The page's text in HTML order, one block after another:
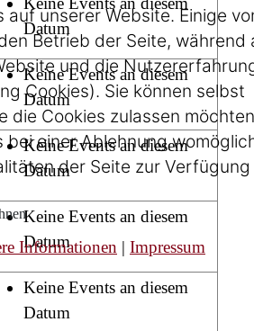
Datum
Keine Events an diesem
Datum
Keine Events an diesem
Datum
Keine Events an diesem
Datum
Keine Events an diesem
Datum
auf unserer Website. Einige
Betrieb der Seite, während
und die
Cookies). Sie können selbst
die Cookies zulassen
bei einer Ablehnung
der Seite zur
Informationen | Impressum